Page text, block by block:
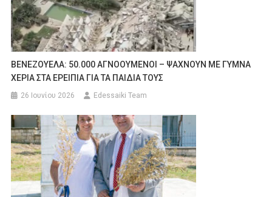
ΒΕΝΕΖΟΥΕΛΑ: 50.000 ΑΓΝΟΟΥΜΕΝΟΙ – ΨΑΧΝΟΥΝ ΜΕ ΓΥΜΝΑ
ΧΕΡΙΑ ΣΤΑ ΕΡΕΙΠΙΑ ΓΙΑ ΤΑ ΠΑΙΔΙΑ ΤΟΥΣ
26 Ιουνίου 2026 Edessaiki Team